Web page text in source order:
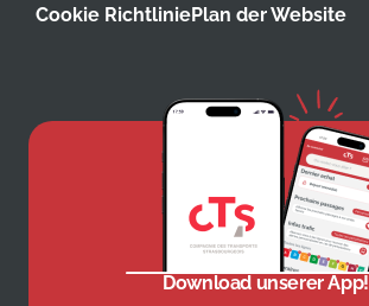
Cookie RichtliniePlan der Website
Download unserer App!